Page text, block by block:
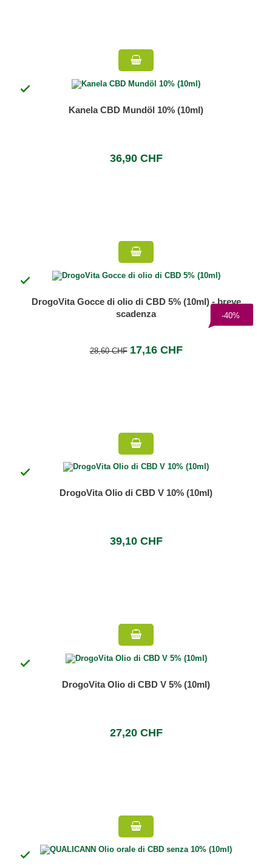

Kanela CBD Mundöl 10% (10ml)
36,90 CHF

-40%
DrogoVita Gocce di olio di CBD 5% (10ml) - breve
scadenza
28,60 CHF 17,16 CHF

DrogoVita Olio di CBD V 10% (10ml)
39,10 CHF

DrogoVita Olio di CBD V 5% (10ml)
27,20 CHF
